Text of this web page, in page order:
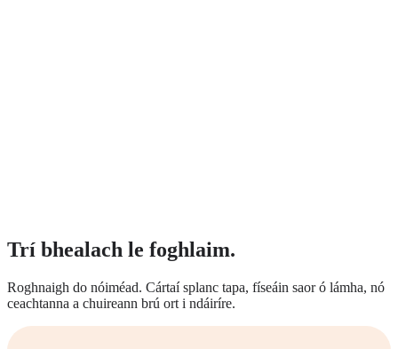
Trí bhealach le foghlaim.
Roghnaigh do nóiméad. Cártaí splanc tapa, físeáin saor ó lámha, nó
ceachtanna a chuireann brú ort i ndáiríre.